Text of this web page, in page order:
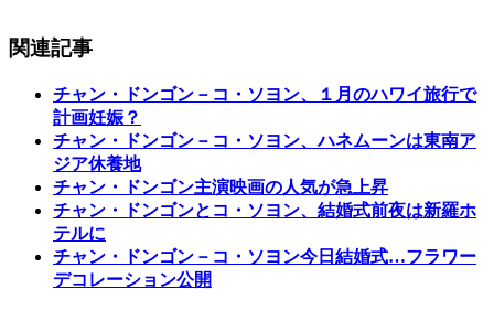
関連記事
チャン・ドンゴン－コ・ソヨン、１月のハワイ旅行で
計画妊娠？
チャン・ドンゴン－コ・ソヨン、ハネムーンは東南ア
ジア休養地
チャン・ドンゴン主演映画の人気が急上昇
チャン・ドンゴンとコ・ソヨン、結婚式前夜は新羅ホ
テルに
チャン・ドンゴン－コ・ソヨン今日結婚式…フラワー
デコレーション公開